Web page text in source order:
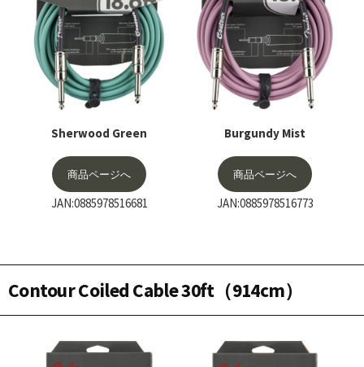
Sherwood Green
商品ページへ
JAN:0885978516681
Burgundy Mist
商品ページへ
JAN:0885978516773
Contour Coiled Cable 30ft（914cm）